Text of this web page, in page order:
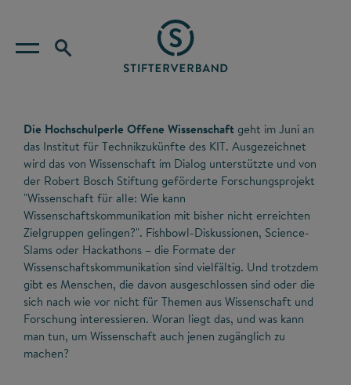
Die Hochschulperle Offene Wissenschaftgeht im Juni an
das Institut für Technikzukünfte des KIT. Ausgezeichnet
wird das von Wissenschaft im Dialog unterstützte und von
der Robert Bosch Stiftung geförderte Forschungsprojekt
"Wissenschaft für alle: Wie kann
Wissenschaftskommunikation mit bisher nicht erreichten
Zielgruppen gelingen?". Fishbowl-Diskussionen, Science-
Slams oder Hackathons – die Formate der
Wissenschaftskommunikation sind vielfältig. Und trotzdem
gibt es Menschen, die davon ausgeschlossen sind oder die
sich nach wie vor nicht für Themen aus Wissenschaft und
Forschung interessieren. Woran liegt das, und was kann
man tun, um Wissenschaft auch jenen zugänglich zu
machen?